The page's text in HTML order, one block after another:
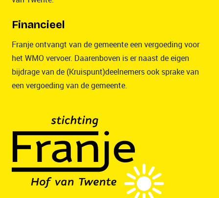
Financieel
Franje ontvangt van de gemeente een vergoeding voor
het WMO vervoer. Daarenboven is er naast de eigen
bijdrage van de (Kruispunt)deelnemers ook sprake van
een vergoeding van de gemeente.